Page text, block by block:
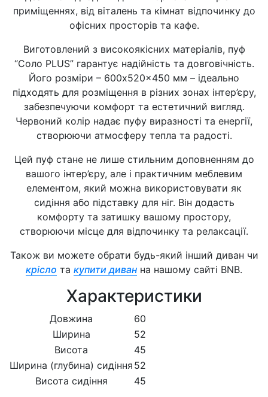
приміщеннях, від віталень та кімнат відпочинку до
офісних просторів та кафе.
Виготовлений з високоякісних матеріалів, пуф
“Соло PLUS” гарантує надійність та довговічність.
Його розміри – 600x520x450 мм – ідеально
підходять для розміщення в різних зонах інтер’єру,
забезпечуючи комфорт та естетичний вигляд.
Червоний колір надає пуфу виразності та енергії,
створюючи атмосферу тепла та радості.
Цей пуф стане не лише стильним доповненням до
вашого інтер’єру, але і практичним меблевим
елементом, який можна використовувати як
сидіння або підставку для ніг. Він додасть
комфорту та затишку вашому простору,
створюючи місце для відпочинку та релаксації.
Також ви можете обрати будь-який інший диван чи
крісло та купити диван на нашому сайті BNB.
Характеристики
Довжина
60
Ширина
52
Висота
45
Ширина (глубина) сидіння 52
Висота сидіння
45